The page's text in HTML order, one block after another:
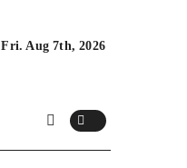
Fri. Aug 7th, 2026